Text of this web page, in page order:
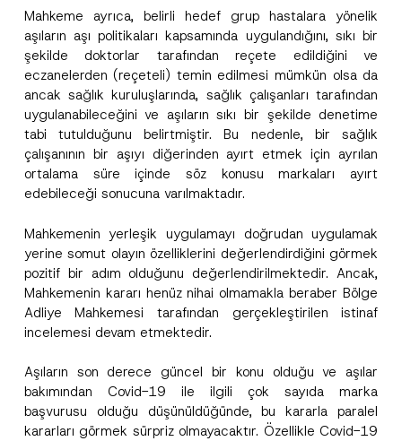
Mahkeme ayrıca, belirli hedef grup hastalara yönelik
aşıların aşı politikaları kapsamında uygulandığını, sıkı bir
şekilde doktorlar tarafından reçete edildiğini ve
eczanelerden (reçeteli) temin edilmesi mümkün olsa da
ancak sağlık kuruluşlarında, sağlık çalışanları tarafından
uygulanabileceğini ve aşıların sıkı bir şekilde denetime
tabi tutulduğunu belirtmiştir. Bu nedenle, bir sağlık
çalışanının bir aşıyı diğerinden ayırt etmek için ayrılan
ortalama süre içinde söz konusu markaları ayırt
edebileceği sonucuna varılmaktadır.
Mahkemenin yerleşik uygulamayı doğrudan uygulamak
yerine somut olayın özelliklerini değerlendirdiğini görmek
pozitif bir adım olduğunu değerlendirilmektedir. Ancak,
Mahkemenin kararı henüz nihai olmamakla beraber Bölge
Adliye Mahkemesi tarafından gerçekleştirilen istinaf
incelemesi devam etmektedir.
Aşıların son derece güncel bir konu olduğu ve aşılar
bakımından Covid-19 ile ilgili çok sayıda marka
başvurusu olduğu düşünüldüğünde, bu kararla paralel
kararları görmek sürpriz olmayacaktır. Özellikle Covid-19